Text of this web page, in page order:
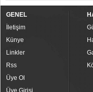
GENEL
İletişim
Künye
Linkler
Rss
Üye Ol
Üye Girişi